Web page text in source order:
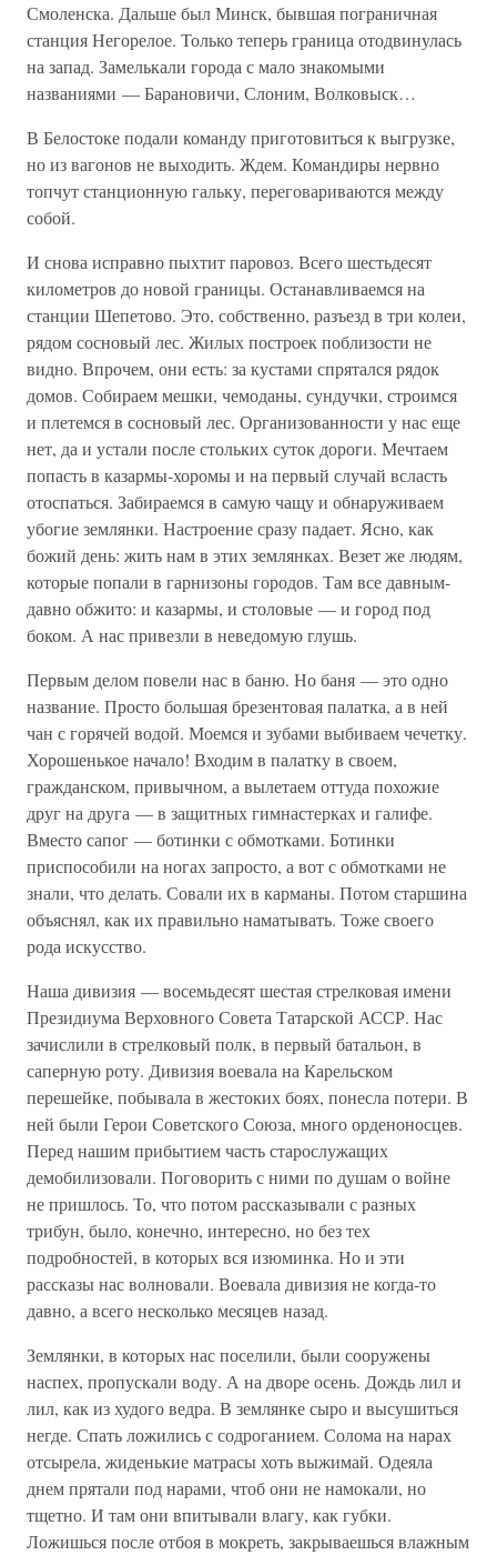
Смоленска. Дальше был Минск, бывшая пограничная
станция Негорелое. Только теперь граница отодвинулась
на запад. Замелькали города с мало знакомыми
названиями — Барановичи, Слоним, Волковыск…
В Белостоке подали команду приготовиться к выгрузке,
но из вагонов не выходить. Ждем. Командиры нервно
топчут станционную гальку, переговариваются между
собой.
И снова исправно пыхтит паровоз. Всего шестьдесят
километров до новой границы. Останавливаемся на
станции Шепетово. Это, собственно, разъезд в три колеи,
рядом сосновый лес. Жилых построек поблизости не
видно. Впрочем, они есть: за кустами спрятался рядок
домов. Собираем мешки, чемоданы, сундучки, строимся
и плетемся в сосновый лес. Организованности у нас еще
нет, да и устали после стольких суток дороги. Мечтаем
попасть в казармы-хоромы и на первый случай всласть
отоспаться. Забираемся в самую чащу и обнаруживаем
убогие землянки. Настроение сразу падает. Ясно, как
божий день: жить нам в этих землянках. Везет же людям,
которые попали в гарнизоны городов. Там все давным-
давно обжито: и казармы, и столовые — и город под
боком. А нас привезли в неведомую глушь.
Первым делом повели нас в баню. Но баня — это одно
название. Просто большая брезентовая палатка, а в ней
чан с горячей водой. Моемся и зубами выбиваем чечетку.
Хорошенькое начало! Входим в палатку в своем,
гражданском, привычном, а вылетаем оттуда похожие
друг на друга — в защитных гимнастерках и галифе.
Вместо сапог — ботинки с обмотками. Ботинки
приспособили на ногах запросто, а вот с обмотками не
знали, что делать. Совали их в карманы. Потом старшина
объяснял, как их правильно наматывать. Тоже своего
рода искусство.
Наша дивизия — восемьдесят шестая стрелковая имени
Президиума Верховного Совета Татарской АССР. Нас
зачислили в стрелковый полк, в первый батальон, в
саперную роту. Дивизия воевала на Карельском
перешейке, побывала в жестоких боях, понесла потери. В
ней были Герои Советского Союза, много орденоносцев.
Перед нашим прибытием часть старослужащих
демобилизовали. Поговорить с ними по душам о войне
не пришлось. То, что потом рассказывали с разных
трибун, было, конечно, интересно, но без тех
подробностей, в которых вся изюминка. Но и эти
рассказы нас волновали. Воевала дивизия не когда-то
давно, а всего несколько месяцев назад.
Землянки, в которых нас поселили, были сооружены
наспех, пропускали воду. А на дворе осень. Дождь лил и
лил, как из худого ведра. В землянке сыро и высушиться
негде. Спать ложились с содроганием. Солома на нарах
отсырела, жиденькие матрасы хоть выжимай. Одеяла
днем прятали под нарами, чтоб они не намокали, но
тщетно. И там они впитывали влагу, как губки.
Ложишься после отбоя в мокреть, закрываешься влажным